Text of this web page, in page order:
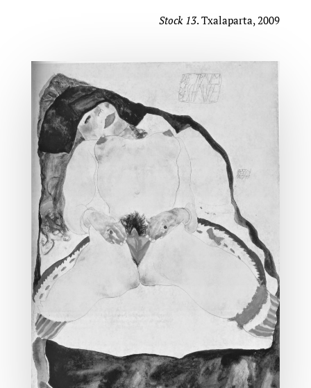
Stock 13. Txalaparta, 2009